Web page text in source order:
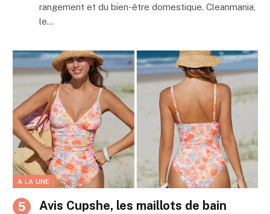
rangement et du bien-être domestique. Cleanmania,
le…
A LA UNE
Avis Cupshe, les maillots de bain